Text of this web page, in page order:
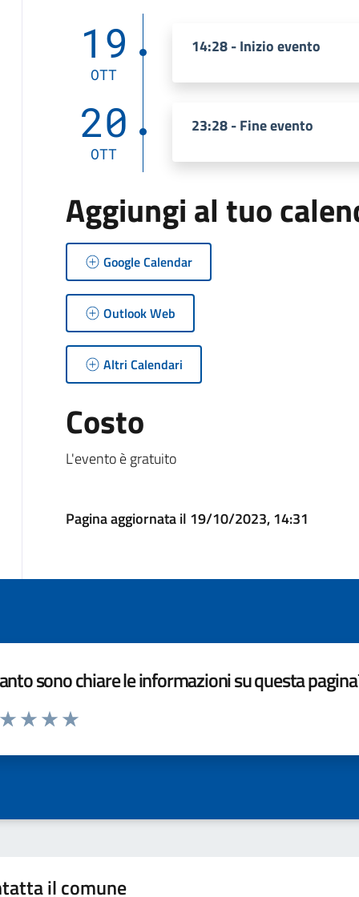
19
OTT
14:28 - Inizio evento
20
OTT
23:28 - Fine evento
Aggiungi al tuo
Google Calendar
Outlook Web
Altri Calendari
Costo
L'evento è gratuito
Pagina aggiornata il 19/10/2023, 14:31
sono chiare le informazioni su questa
da 1 a 5 stelle la pagina
il comune